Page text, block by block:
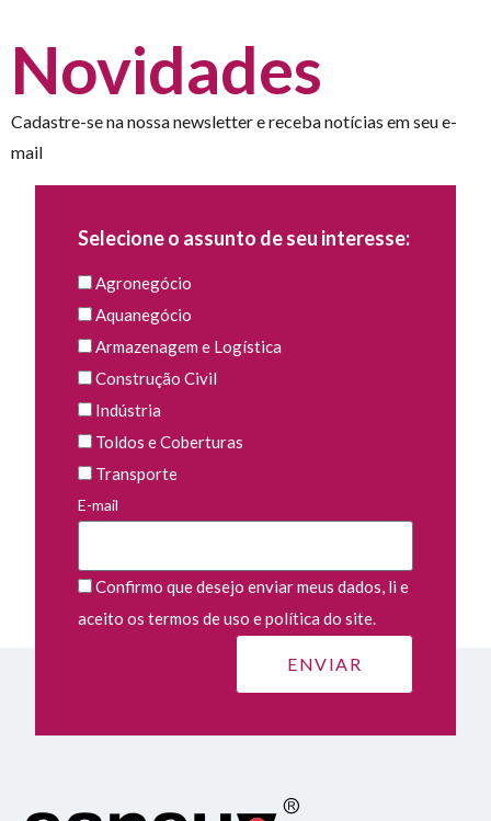
Novidades
Cadastre-se na nossa newsletter e receba notícias em seu e-
mail
Selecione o assunto de seu interesse:
Agronegócio
Aquanegócio
Armazenagem e Logística
Construção Civil
Indústria
Toldos e Coberturas
Transporte
E-mail
Confirmo que desejo enviar meus dados, li e
aceito os termos de uso e política do site.